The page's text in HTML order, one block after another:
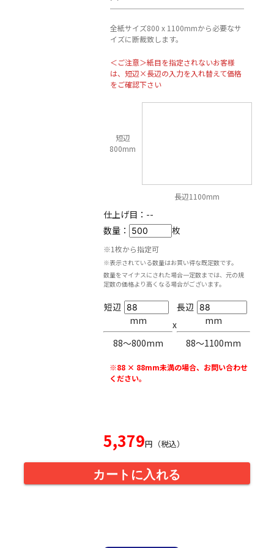
全紙サイズ800 x 1100mmから必要なサ
イズに断裁致します。
＜ご注意＞紙目を指定されないお客様
は、短辺×長辺の入力を入れ替えて価格
をご確認下さい
短辺
800mm
長辺1100mm
仕上げ目： --
数量：
枚
※1枚から指定可
※表示されている数量はお買い得な既定数です。
数量をマイナスにされた場合一定数までは、元の規
定数の価格より高くなる場合がございます。
短辺
mm
88〜800mm
x
長辺
mm
88〜1100mm
※88 × 88mm未満の場合、お問い合わせ
ください。
5,379円（税込）
カートに入れる